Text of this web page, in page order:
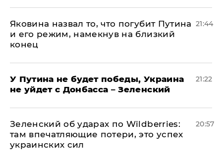
Яковина назвал то, что погубит Путина
и его режим, намекнув на близкий
конец
21:44
У Путина не будет победы, Украина
не уйдет с Донбасса – Зеленский
21:22
Зеленский об ударах по Wildberries:
там впечатляющие потери, это успех
украинских сил
20:57